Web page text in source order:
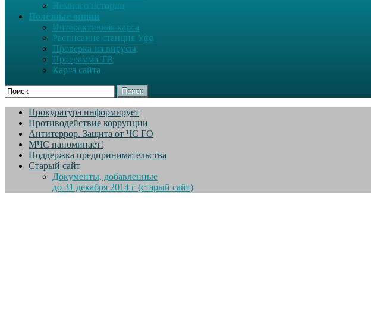
Немного истории
Полезные опции
Интерактивная карта
Расписание станция Уфа
Проверка на вирусы
Программа ТВ
Карта сайта
Поиск
Прокуратура информирует
Противодействие коррупции
Антитеррор. Защита от ЧС ГО
МЧС напоминает!
Поддержка предпринимательства
Старый сайт
Документы, добавленные
до 31 декабря 2014 г (старый сайт)